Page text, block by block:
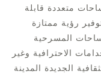
متعددة قابلة
رؤية ممتازة
المسرحية
الاحترافية وغير
الجديدة المدينة